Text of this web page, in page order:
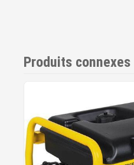
Produits connexes